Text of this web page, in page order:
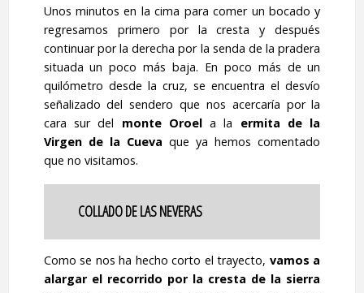
Unos minutos en la cima para comer un bocado y
regresamos primero por la cresta y después
continuar por la derecha por la senda de la pradera
situada un poco más baja. En poco más de un
quilómetro desde la cruz, se encuentra el desvío
señalizado del sendero que nos acercaría por la
cara sur del monte Oroela la ermita de la
Virgen de la Cueva que ya hemos comentado
que no visitamos.
COLLADO DE LAS NEVERAS
Como se nos ha hecho corto el trayecto, vamos a
alargar el recorrido por la cresta de la sierra